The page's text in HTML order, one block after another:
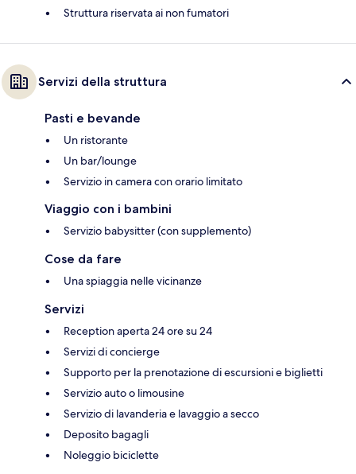
Struttura riservata ai non fumatori
Servizi della struttura
Pasti e bevande
Un ristorante
Un bar/lounge
Servizio in camera con orario limitato
Viaggio con i bambini
Servizio babysitter (con supplemento)
Cose da fare
Una spiaggia nelle vicinanze
Servizi
Reception aperta 24 ore su 24
Servizi di concierge
Supporto per la prenotazione di escursioni e biglietti
Servizio auto o limousine
Servizio di lavanderia e lavaggio a secco
Deposito bagagli
Noleggio biciclette